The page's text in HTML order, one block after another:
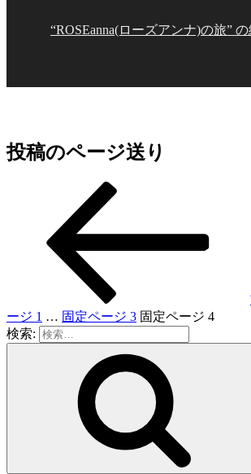
“ROSEanna(ローズアンナ)の旅” の
投稿のページ送り
ージ 1 … 固定ページ 3 固定ページ 4
検索: